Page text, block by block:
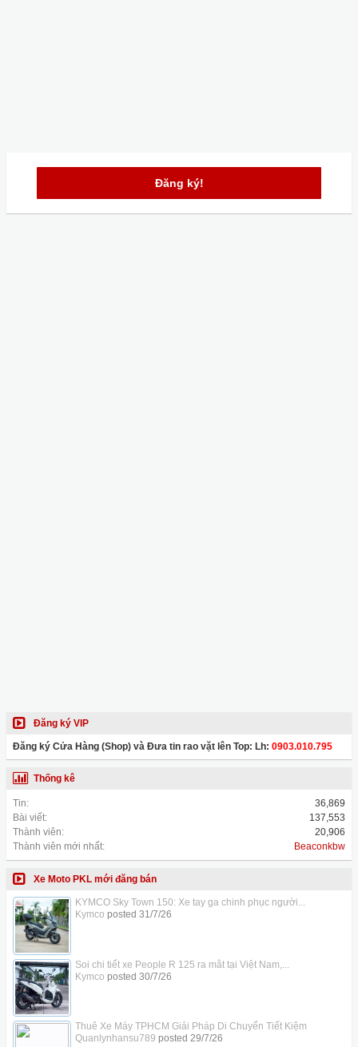
Đăng ký!
Đăng ký VIP
Đăng ký Cửa Hàng (Shop) và Đưa tin rao vặt lên Top: Lh: 0903.010.795
Thống kê
Tin:
36,869
Bài viết:
137,553
Thành viên:
20,906
Thành viên mới nhất:
Beaconkbw
Xe Moto PKL mới đăng bán
KYMCO Sky Town 150: Xe tay ga chinh phục người...
Kymco posted 31/7/26
Soi chi tiết xe People R 125 ra mắt tại Việt Nam,...
Kymco posted 30/7/26
Thuê Xe Máy TPHCM Giải Pháp Di Chuyển Tiết Kiệm
Quanlynhansu789 posted 29/7/26